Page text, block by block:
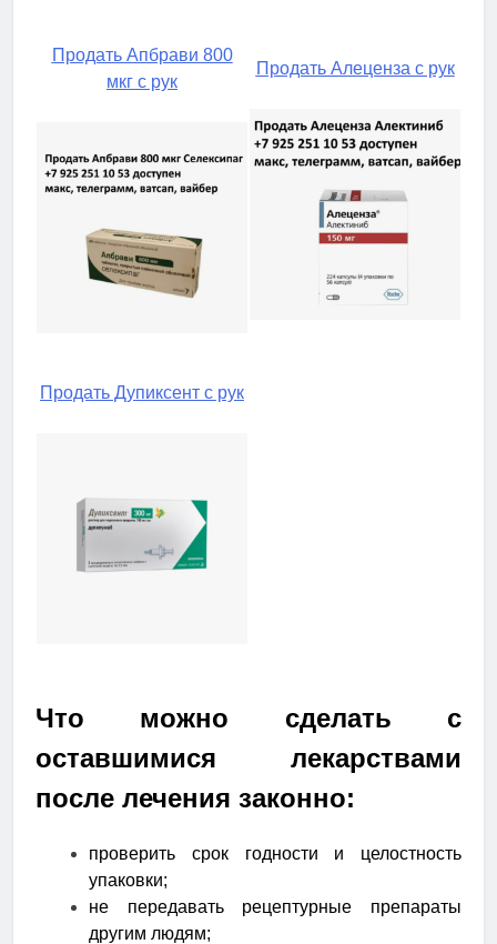
Продать Апбрави 800
мкг с рук
Продать Алеценза с рук
Продать Дупиксент с рук
Что можно сделать с
оставшимися лекарствами
после лечения законно:
проверить срок годности и целостность
упаковки;
не передавать рецептурные препараты
другим людям;